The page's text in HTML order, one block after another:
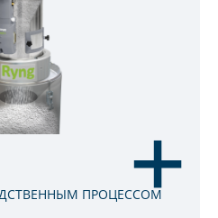
ПРОЦЕССОМ